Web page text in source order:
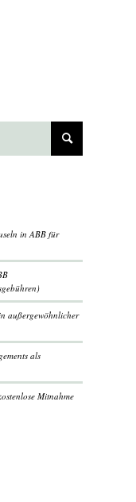
in ABB für
außergewöhnlicher
als
Mitnahme